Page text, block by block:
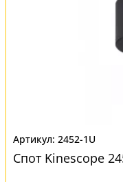
2452-1U
Спот Kinescope